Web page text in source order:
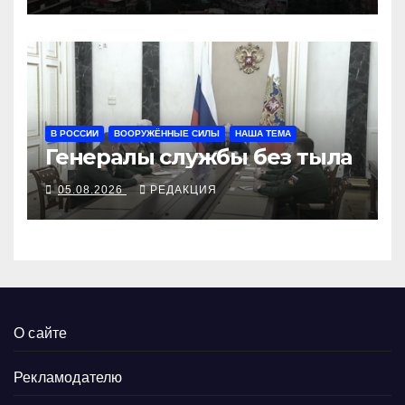
В РОССИИ ВООРУЖЁННЫЕ СИЛЫ НАША ТЕМА
Генералы службы без тыла
05.08.2026 РЕДАКЦИЯ
О сайте
Рекламодателю